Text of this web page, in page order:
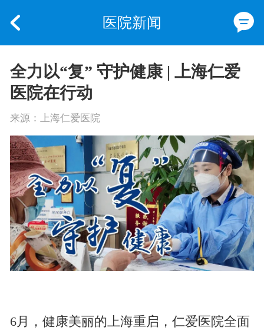
医院新闻
全力以“复” 守护健康 | 上海仁爱
医院在行动
来源：上海仁爱医院
6月，健康美丽的上海重启，仁爱医院全面